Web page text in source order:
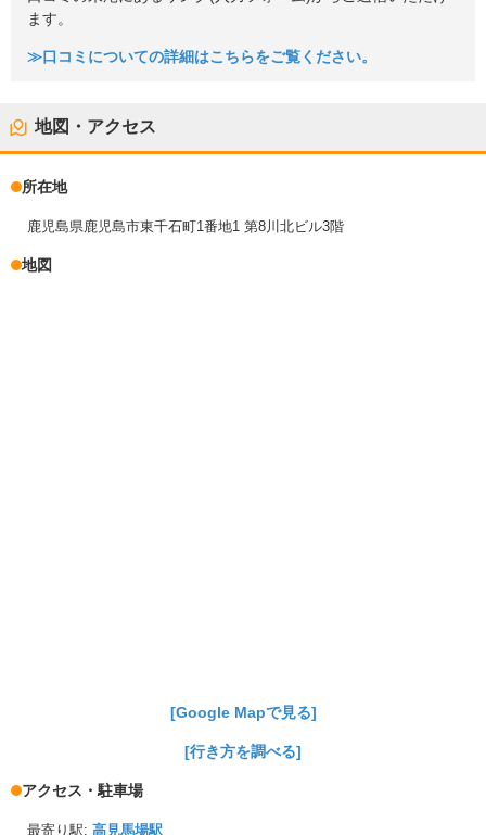
ます。
≫口コミについての詳細はこちらをご覧ください。
地図・アクセス
所在地
鹿児島県鹿児島市東千石町1番地1 第8川北ビル3階
地図
[Google Mapで見る]
[行き方を調べる]
アクセス・駐車場
最寄り駅: 高見馬場駅